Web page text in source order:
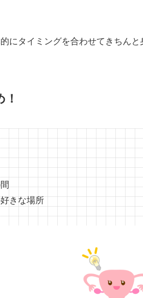
にタイミングを合わせてきちん
きな場所